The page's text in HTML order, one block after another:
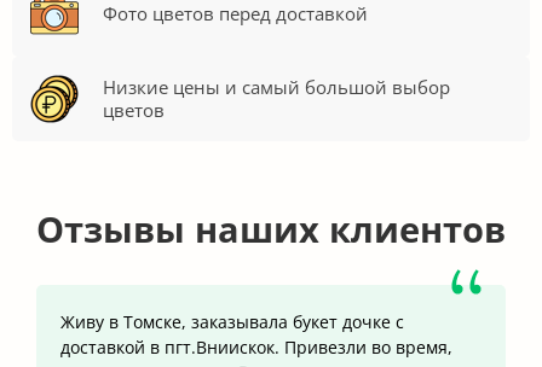
Фото цветов перед доставкой
Низкие цены и самый большой выбор
цветов
Отзывы наших клиентов
Живу в Томске, заказывала букет дочке с
доставкой в пгт.Вниискок. Привезли во время,